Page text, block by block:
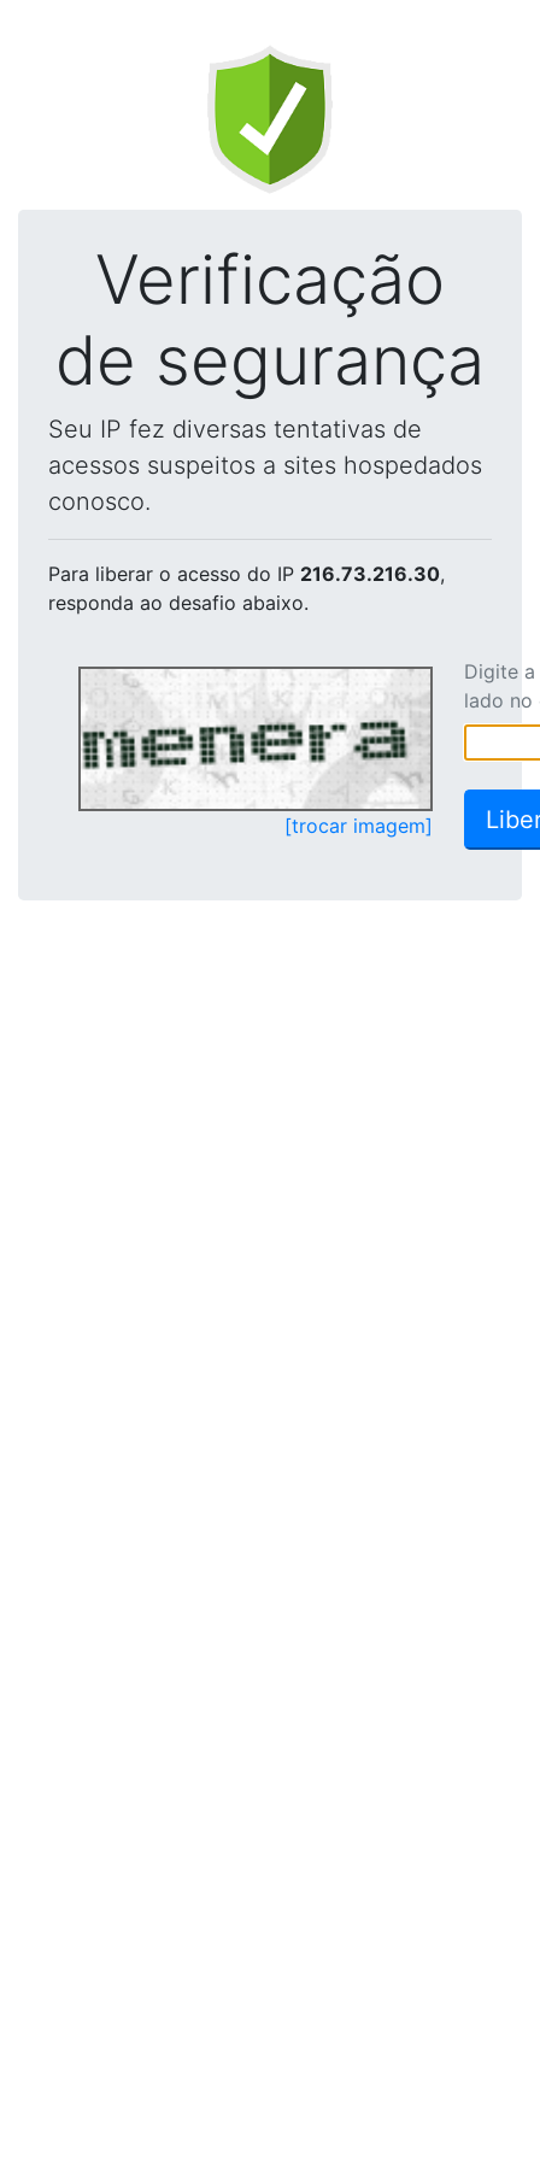
Verificação
de segurança
Seu IP fez diversas tentativas de
acessos suspeitos a sites hospedados
conosco.
Para liberar o acesso do IP 216.73.216.30,
responda ao desafio abaixo.
[trocar imagem]
Digite
lado no